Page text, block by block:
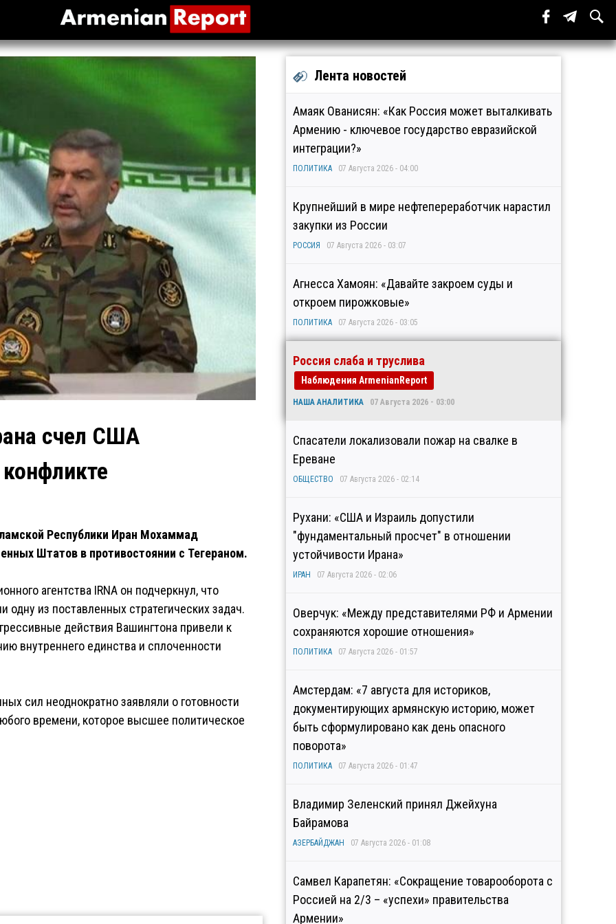
счел США
Республики Иран Мохаммад
Штатов в противостоянии с Тегераном.
агентства IRNA он подчеркнул, что
одну из поставленных стратегических задач.
действия Вашингтона привели к
внутреннего единства и сплоченности
сил неоднократно заявляли о готовности
времени, которое высшее политическое
Лента новостей
Амаяк Ованисян: «Как Россия может выталкивать
Армению - ключевое государство евразийской
интеграции?»
ПОЛИТИКА 07 Августа 2026 - 04:00
Крупнейший в мире нефтепереработчик нарастил
закупки из России
РОССИЯ 07 Августа 2026 - 03:07
Агнесса Хамоян: «Давайте закроем суды и
откроем пирожковые»
ПОЛИТИКА 07 Августа 2026 - 03:05
Россия слаба и труслива
Наблюдения ArmenianReport
НАША АНАЛИТИКА 07 Августа 2026 - 03:00
Спасатели локализовали пожар на свалке в
Ереване
ОБЩЕСТВО 07 Августа 2026 - 02:14
Рухани: «США и Израиль допустили
"фундаментальный просчет" в отношении
устойчивости Ирана»
ИРАН 07 Августа 2026 - 02:06
Оверчук: «Между представителями РФ и Армении
сохраняются хорошие отношения»
ПОЛИТИКА 07 Августа 2026 - 01:57
Амстердам: «7 августа для историков,
документирующих армянскую историю, может
быть сформулировано как день опасного
поворота»
ПОЛИТИКА 07 Августа 2026 - 01:47
Владимир Зеленский принял Джейхуна
Байрамова
АЗЕРБАЙДЖАН 07 Августа 2026 - 01:08
Самвел Карапетян: «Сокращение товарооборота с
Россией на 2/3 – «успехи» правительства
Армении»